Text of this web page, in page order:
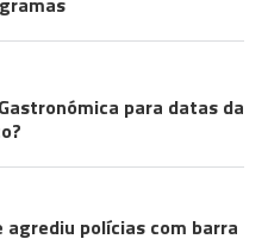
para datas da
polícias com barra